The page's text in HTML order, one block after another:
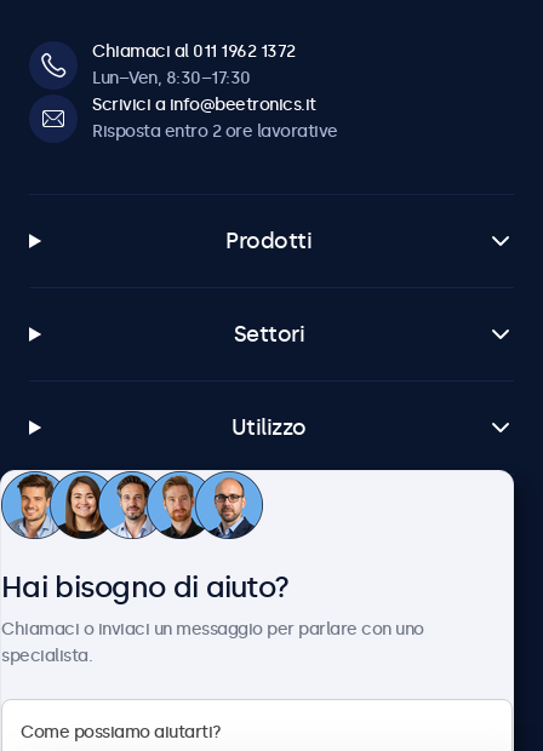
Chiamaci al 011 1962 1372
Lun–Ven, 8:30–17:30
Scrivici a info@beetronics.it
Risposta entro 2 ore lavorative
Prodotti
Settori
Utilizzo
Servizio Clienti
Hai bisogno di aiuto?
Chiamaci o inviaci un messaggio per parlare con uno
specialista.